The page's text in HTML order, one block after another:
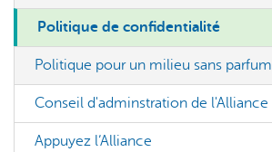
Politique de confidentialité
Politique pour un milieu sans parfum
Conseil d'adminstration de l'Alliance
Appuyez l’Alliance